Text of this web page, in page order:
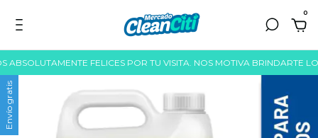
0
FELICES POR TU VISITA. NOS MOTIVA BRINDARTE LO
Envío gratis